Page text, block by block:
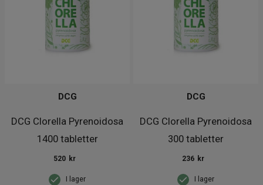
DCG Clorella Pyrenoidosa
1400 tabletter
DCG
I lager
520 kr
DCG Clorella Pyrenoidosa
300 tabletter
DCG
I lager
236 kr